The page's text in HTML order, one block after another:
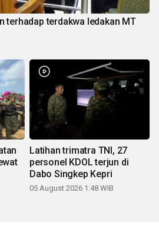
terhadap terdakwa ledakan MT
Latihan trimatra TNI, 27
personel KDOL terjun di
Dabo Singkep Kepri
05 August 2026 1:48 WIB